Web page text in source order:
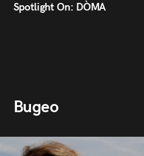
Spotlight On: DÒMA
Видео